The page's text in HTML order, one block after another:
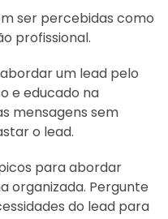
ser percebidas como
profissional.
um lead pelo
e educado na
mensagens sem
o lead.
para abordar
organizada. Pergunte
do lead para